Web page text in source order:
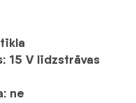
15 V līdzstrāvas
ne